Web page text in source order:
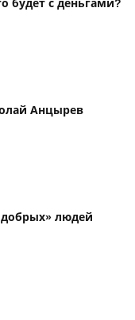
будет с деньгами?
Анцырев
людей